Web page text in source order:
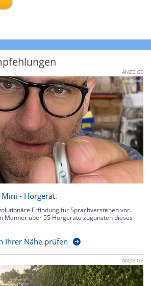
ANZEIGE
- Hörgerät.
Erfindung für Sprachverstehen vor.
Männer über 55 Hörgeräte zugunsten dieses
Ihrer Nähe prüfen
ANZEIGE